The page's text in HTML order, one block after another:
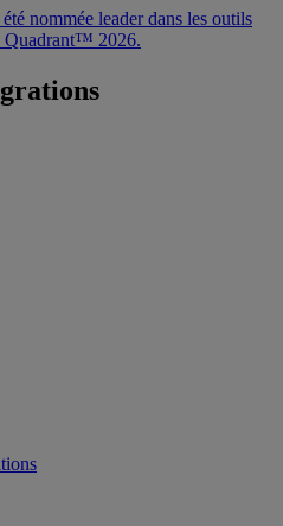
nommée leader dans les outils
2026.